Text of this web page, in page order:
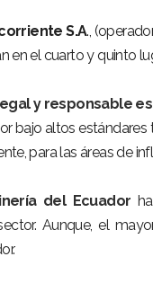
S.A.,
en el cuarto y quinto
y responsable
bajo altos
para las áreas de
del Ecuador
Aunque, el